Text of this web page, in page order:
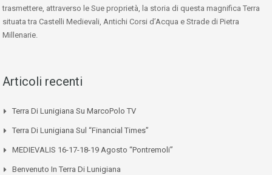
trasmettere, attraverso le Sue proprietà, la storia di questa magnifica Terra
situata tra Castelli Medievali, Antichi Corsi d’Acqua e Strade di Pietra
Millenarie.
Articoli recenti
Terra Di Lunigiana Su MarcoPolo TV
Terra Di Lunigiana Sul “Financial Times”
MEDIEVALIS 16-17-18-19 Agosto “Pontremoli”
Benvenuto In Terra Di Lunigiana